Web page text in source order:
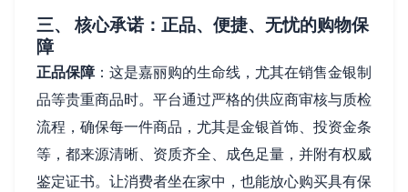
三、 核心承诺：正品、便捷、无忧的购物保
障
正品保障：这是嘉丽购的生命线，尤其在销售金银制
品等贵重商品时。平台通过严格的供应商审核与质检
流程，确保每一件商品，尤其是金银首饰、投资金条
等，都来源清晰、资质齐全、成色足量，并附有权威
鉴定证书。让消费者坐在家中，也能放心购买具有保